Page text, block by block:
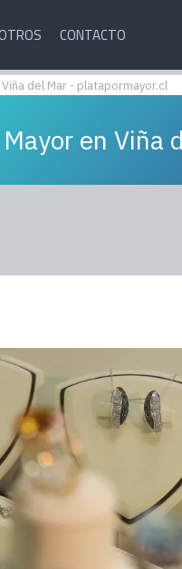
CONTACTO
del Mar - platapormayor.cl
en Viña